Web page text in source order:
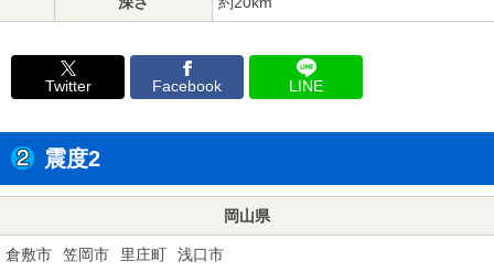
Twitter Facebook LINE
震度2
岡山県
倉敷市 笠岡市 里庄町 浅口市